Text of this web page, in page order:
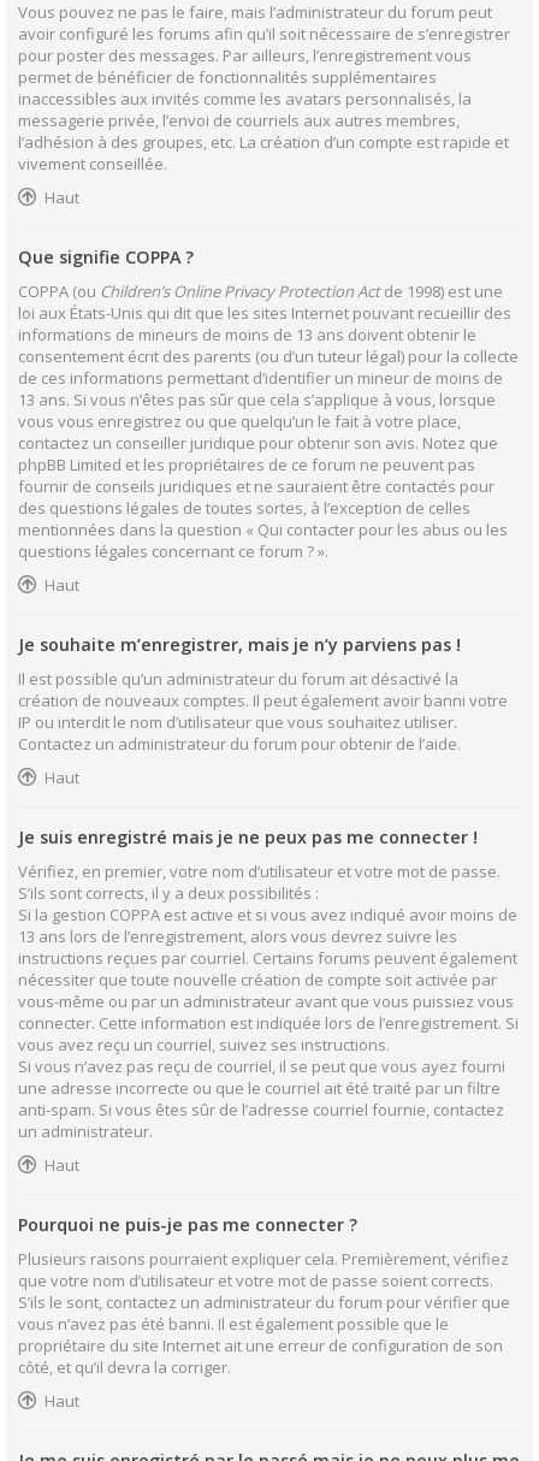
Vous pouvez ne pas le faire, mais l’administrateur du forum peut
avoir configuré les forums afin qu’il soit nécessaire de s’enregistrer
pour poster des messages. Par ailleurs, l’enregistrement vous
permet de bénéficier de fonctionnalités supplémentaires
inaccessibles aux invités comme les avatars personnalisés, la
messagerie privée, l’envoi de courriels aux autres membres,
l’adhésion à des groupes, etc. La création d’un compte est rapide et
vivement conseillée.
Haut
Que signifie COPPA ?
COPPA (ou Children’s Online Privacy Protection Actde 1998) est une
loi aux États-Unis qui dit que les sites Internet pouvant recueillir des
informations de mineurs de moins de 13 ans doivent obtenir le
consentement écrit des parents (ou d’un tuteur légal) pour la collecte
de ces informations permettant d’identifier un mineur de moins de
13 ans. Si vous n’êtes pas sûr que cela s’applique à vous, lorsque
vous vous enregistrez ou que quelqu’un le fait à votre place,
contactez un conseiller juridique pour obtenir son avis. Notez que
phpBB Limited et les propriétaires de ce forum ne peuvent pas
fournir de conseils juridiques et ne sauraient être contactés pour
des questions légales de toutes sortes, à l’exception de celles
mentionnées dans la question « Qui contacter pour les abus ou les
questions légales concernant ce forum ? ».
Haut
Je souhaite m’enregistrer, mais je n’y parviens pas !
Il est possible qu’un administrateur du forum ait désactivé la
création de nouveaux comptes. Il peut également avoir banni votre
IP ou interdit le nom d’utilisateur que vous souhaitez utiliser.
Contactez un administrateur du forum pour obtenir de l’aide.
Haut
Je suis enregistré mais je ne peux pas me connecter !
Vérifiez, en premier, votre nom d’utilisateur et votre mot de passe.
S’ils sont corrects, il y a deux possibilités :
Si la gestion COPPA est active et si vous avez indiqué avoir moins de
13 ans lors de l’enregistrement, alors vous devrez suivre les
instructions reçues par courriel. Certains forums peuvent également
nécessiter que toute nouvelle création de compte soit activée par
vous-même ou par un administrateur avant que vous puissiez vous
connecter. Cette information est indiquée lors de l’enregistrement. Si
vous avez reçu un courriel, suivez ses instructions.
Si vous n’avez pas reçu de courriel, il se peut que vous ayez fourni
une adresse incorrecte ou que le courriel ait été traité par un filtre
anti-spam. Si vous êtes sûr de l’adresse courriel fournie, contactez
un administrateur.
Haut
Pourquoi ne puis-je pas me connecter ?
Plusieurs raisons pourraient expliquer cela. Premièrement, vérifiez
que votre nom d’utilisateur et votre mot de passe soient corrects.
S’ils le sont, contactez un administrateur du forum pour vérifier que
vous n’avez pas été banni. Il est également possible que le
propriétaire du site Internet ait une erreur de configuration de son
côté, et qu’il devra la corriger.
Haut